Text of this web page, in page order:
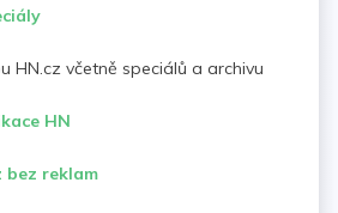
HN.cz včetně speciálů a archivu
HN
bez reklam